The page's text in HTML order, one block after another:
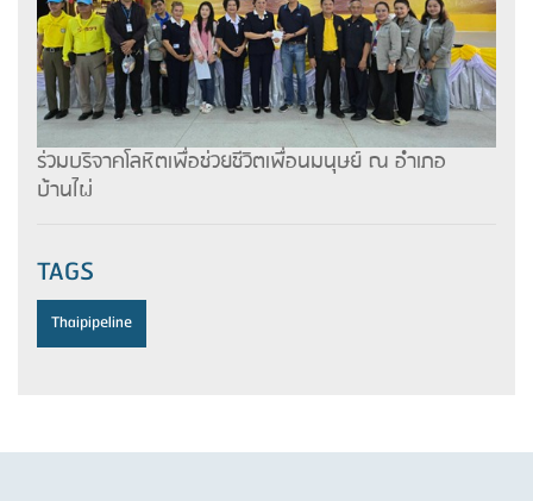
ร่วมบริจาคโลหิตเพื่อช่วยชีวิตเพื่อนมนุษย์ ณ อำเภอ
บ้านไผ่
TAGS
Thaipipeline